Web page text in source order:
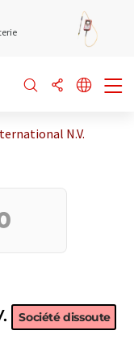
N.V.
Société dissoute